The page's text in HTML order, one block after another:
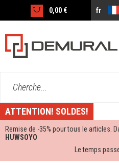
0,00 € fr
Cherche...
ATTENTION! SOLDES!
Remise de -35% pour tous le articles.
HUWSOYO
Le temps